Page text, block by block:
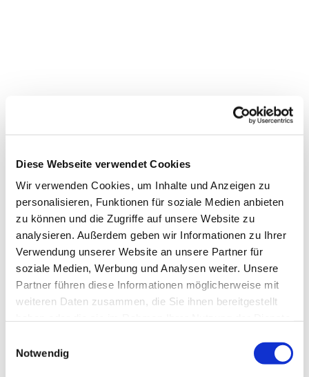
Diese Webseite verwendet Cookies
Wir verwenden Cookies, um Inhalte und Anzeigen zu
personalisieren, Funktionen für soziale Medien anbieten
zu können und die Zugriffe auf unsere Website zu
analysieren. Außerdem geben wir Informationen zu Ihrer
Verwendung unserer Website an unsere Partner für
soziale Medien, Werbung und Analysen weiter. Unsere
Partner führen diese Informationen möglicherweise mit
weiteren Daten zusammen, die Sie ihnen bereitgestellt
Notwendig
Dies könnte Sie auch
interessieren